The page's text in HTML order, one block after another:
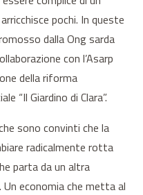
pochi. In queste
dalla Ong sarda
con l’Asarp
della riforma
“Il Giardino di Clara”.
sono convinti che la
radicalmente rotta
parta da un altra
economia che metta al